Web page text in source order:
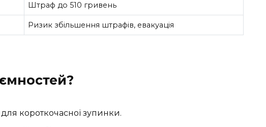
Штраф до 510 гривень
Ризик збільшення штрафів, евакуація
короткочасної зупинки.